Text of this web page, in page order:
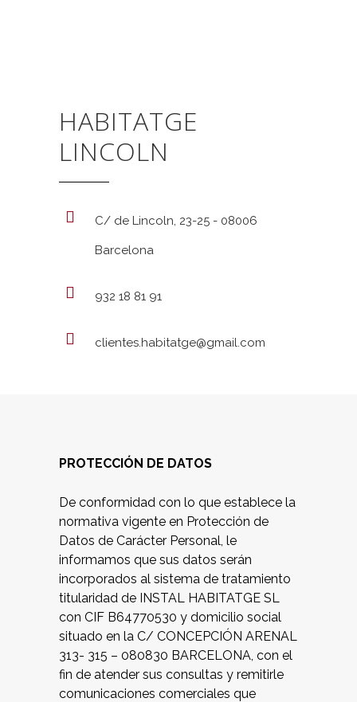
HABITATGE
LINCOLN
C/ de Lincoln, 23-25 - 08006
Barcelona
932 18 81 91
clientes.habitatge@gmail.com
PROTECCIÓN DE DATOS
De conformidad con lo que establece la
normativa vigente en Protección de
Datos de Carácter Personal, le
informamos que sus datos serán
incorporados al sistema de tratamiento
titularidad de INSTAL HABITATGE SL
con CIF B64770530 y domicilio social
situado en la C/ CONCEPCIÓN ARENAL
313- 315 – 080830 BARCELONA, con el
fin de atender sus consultas y remitirle
comunicaciones comerciales que